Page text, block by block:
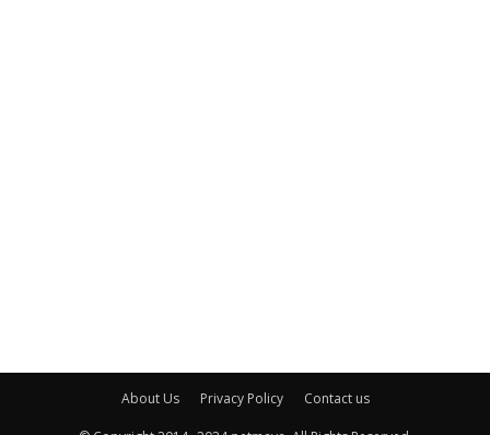
About Us Privacy Policy Contact us